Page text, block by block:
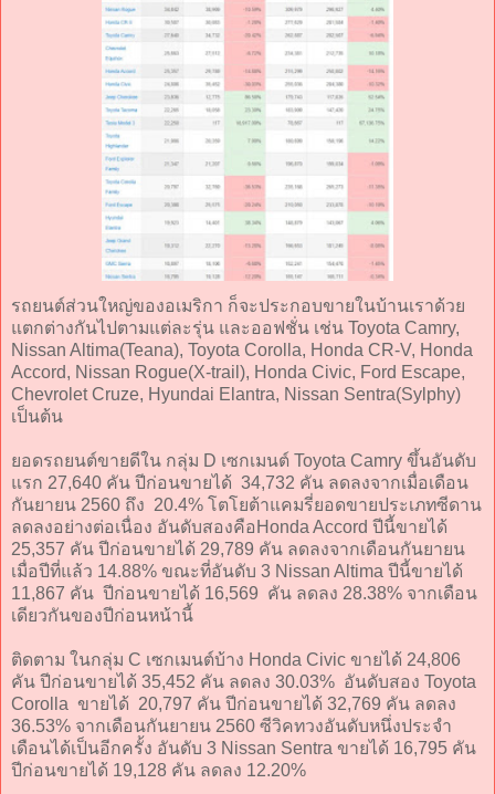
รถยนต์ส่วนใหญ่ของอเมริกา ก็จะประกอบขายในบ้านเราด้วย
แตกต่างกันไปตามแต่ละรุ่น และออฟชั่น เช่น Toyota Camry,
Nissan Altima(Teana), Toyota Corolla, Honda CR-V, Honda
Accord, Nissan Rogue(X-trail), Honda Civic, Ford Escape,
Chevrolet Cruze, Hyundai Elantra, Nissan Sentra(Sylphy)
เป็นต้น
ยอดรถยนต์ขายดีใน กลุ่ม D เซกเมนต์ Toyota Camry ขึ้นอันดับ
แรก 27,640 คัน ปีก่อนขายได้ 34,732 คัน ลดลงจากเมื่อเดือน
กันยายน 2560 ถึง 20.4% โตโยต้าแคมรี่ยอดขายประเภทซีดาน
ลดลงอย่างต่อเนื่อง อันดับสองคือHonda Accord ปีนี้ขายได้
25,357 คัน ปีก่อนขายได้ 29,789 คัน ลดลงจากเดือนกันยายน
เมื่อปีที่แล้ว 14.88% ขณะที่อันดับ 3 Nissan Altima ปีนี้ขายได้
11,867 คัน ปีก่อนขายได้ 16,569 คัน ลดลง 28.38% จากเดือน
เดียวกันของปีก่อนหน้านี้
ติดตาม ในกลุ่ม C เซกเมนต์บ้าง Honda Civic ขายได้ 24,806
คัน ปีก่อนขายได้ 35,452 คัน ลดลง 30.03% อันดับสอง Toyota
Corolla ขายได้ 20,797 คัน ปีก่อนขายได้ 32,769 คัน ลดลง
36.53% จากเดือนกันยายน 2560 ซีวิคทวงอันดับหนึ่งประจำ
เดือนได้เป็นอีกครั้ง อันดับ 3 Nissan Sentra ขายได้ 16,795 คัน
ปีก่อนขายได้ 19,128 คัน ลดลง 12.20%